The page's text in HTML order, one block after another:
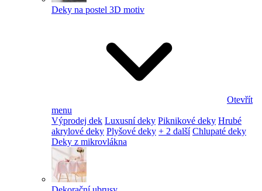
Deky na postel 3D motiv
Otevřít
menu
Výprodej dek Luxusní deky Piknikové deky Hrubé
akrylové deky Plyšové deky + 2 další Chlupaté deky
Deky z mikrovlákna